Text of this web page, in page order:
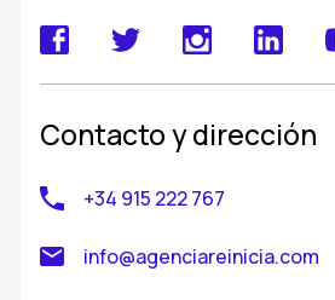
Contacto y dirección
+34 915 222 767
info@agenciareinicia.com